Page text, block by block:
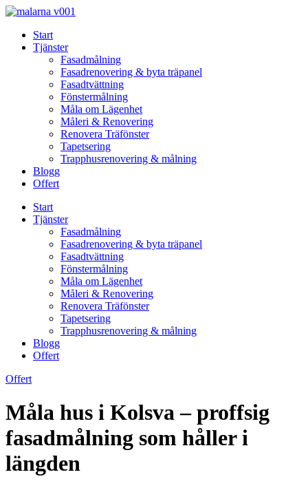
Skip
contentStart
Tjänster
Fasadmålning
Fasadrenovering & byta träpanel
Fasadtvättning
Fönstermålning
Måla om Lägenhet
Måleri & Renovering
Renovera Träfönster
Tapetsering
Trapphusrenovering & målning
Blogg
Offert
Start
Tjänster
Fasadmålning
Fasadrenovering & byta träpanel
Fasadtvättning
Fönstermålning
Måla om Lägenhet
Måleri & Renovering
Renovera Träfönster
Tapetsering
Trapphusrenovering & målning
Blogg
Offert
Offert
Måla hus i Kolsva – proffsig
fasadmålning som håller i
längden